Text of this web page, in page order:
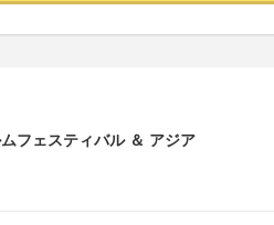
フェスティバル ＆ アジア